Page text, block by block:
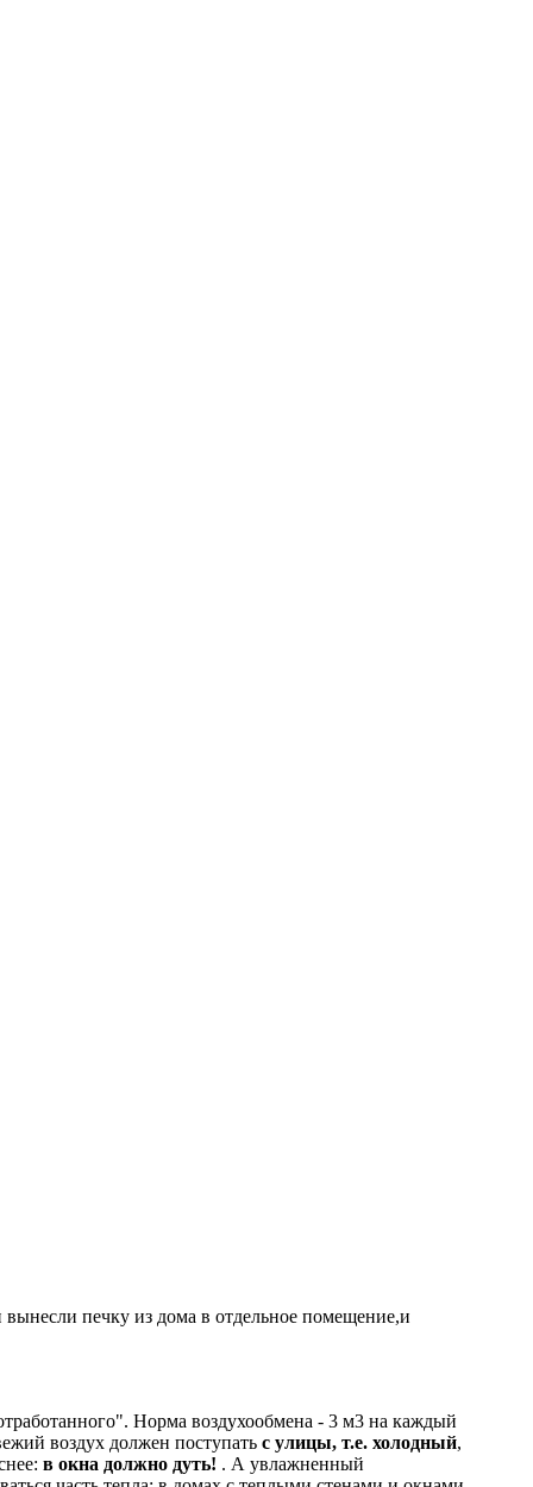
печку из дома в отдельное помещение,и
Норма воздухообмена - 3 м3 на каждый
воздух должен поступать с улицы, т.е. холодный,
в окна должно дуть! . А увлажненный